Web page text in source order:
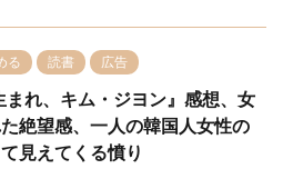
る 読書 広告
まれ、キム・ジヨン』感想、女
絶望感、一人の韓国人女性の
見えてくる憤り